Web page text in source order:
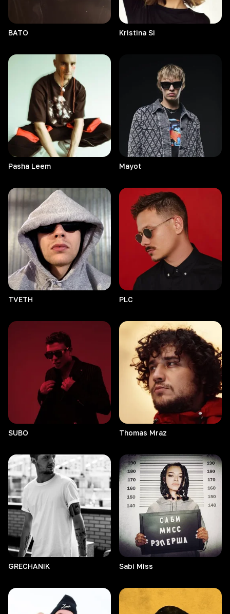
BATO Kristina Si
Pasha Leem Mayot
TVETH PLC
SUBO Thomas Mraz
GRECHANIK Sabi Miss